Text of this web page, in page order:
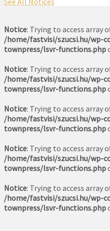
Notice: Trying to access array
/home/fastvisi/szucsi.hu/
townpress/lsvr-functions.php
Notice: Trying to access array
/home/fastvisi/szucsi.hu/
townpress/lsvr-functions.php
Notice: Trying to access array
/home/fastvisi/szucsi.hu/
townpress/lsvr-functions.php
Notice: Trying to access array
/home/fastvisi/szucsi.hu/
townpress/lsvr-functions.php
Notice: Trying to access array
/home/fastvisi/szucsi.hu/
townpress/lsvr-functions.php